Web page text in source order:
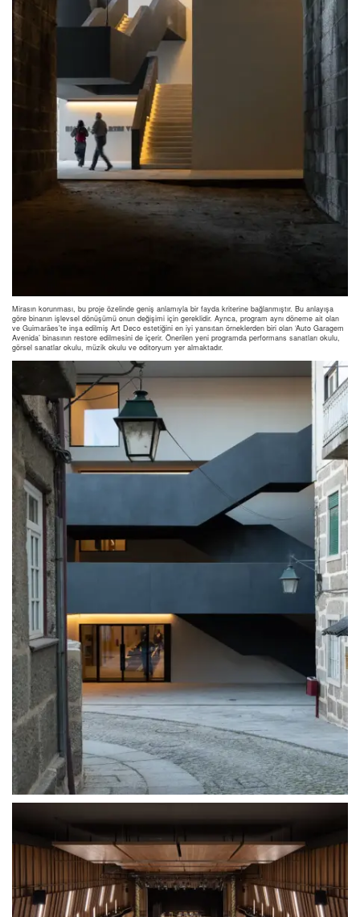
Mirasın korunması, bu proje özelinde geniş anlamıyla bir fayda kriterine bağlanmıştır. Bu anlayışa
göre binanın işlevsel dönüşümü onun değişimi için gereklidir. Ayrıca, program aynı döneme ait olan
ve Guimarães’te inşa edilmiş Art Deco estetiğini en iyi yansıtan örneklerden biri olan ‘Auto Garagem
Avenida’ binasının restore edilmesini de içerir. Önerilen yeni programda performans sanatları okulu,
görsel sanatlar okulu, müzik okulu ve oditoryum yer almaktadır.